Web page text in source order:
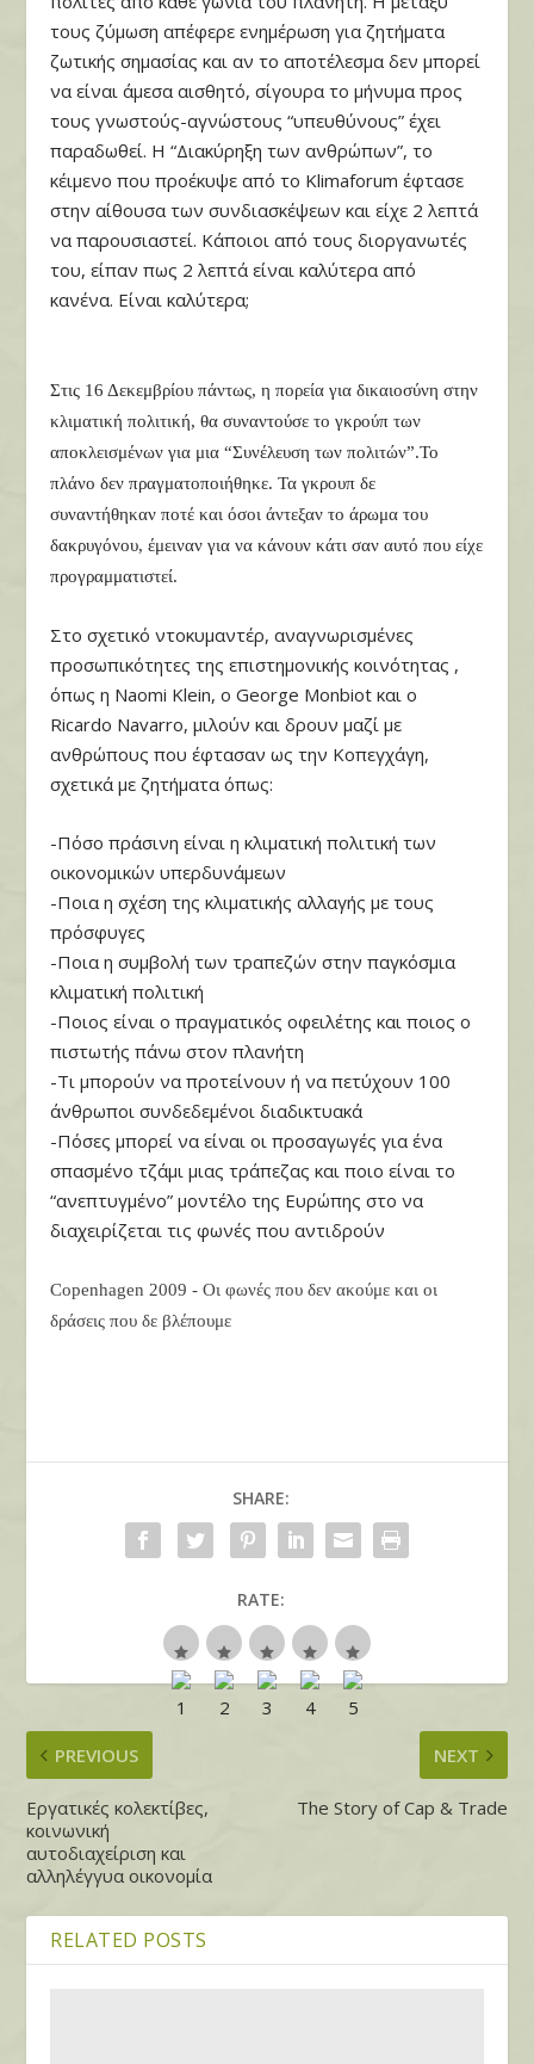
τους ζύμωση απέφερε ενημέρωση για ζητήματα
ζωτικής σημασίας και αν το αποτέλεσμα δεν μπορεί
να είναι άμεσα αισθητό, σίγουρα το μήνυμα προς
τους γνωστούς-αγνώστους “υπευθύνους” έχει
παραδωθεί. Η “Διακύρηξη των ανθρώπων”, το
κέιμενο που προέκυψε από το Klimaforum έφτασε
στην αίθουσα των συνδιασκέψεων και είχε 2 λεπτά
να παρουσιαστεί. Κάποιοι από τους διοργανωτές
του, είπαν πως 2 λεπτά είναι καλύτερα από
κανένα. Είναι καλύτερα;
Στις 16 Δεκεμβρίου πάντως, η πορεία για δικαιοσύνη στην
κλιματική πολιτική, θα συναντούσε το γκρούπ των
αποκλεισμένων για μια “Συνέλευση των πολιτών”.Το
πλάνο δεν πραγματοποιήθηκε. Τα γκρουπ δε
συναντήθηκαν ποτέ και όσοι άντεξαν το άρωμα του
δακρυγόνου, έμειναν για να κάνουν κάτι σαν αυτό που είχε
προγραμματιστεί.
Στο σχετικό ντοκυμαντέρ, αναγνωρισμένες
προσωπικότητες της επιστημονικής κοινότητας ,
όπως η Naomi Klein, o George Monbiot και ο
Ricardo Navarro, μιλούν και δρουν μαζί με
ανθρώπους που έφτασαν ως την Κοπεγχάγη,
σχετικά με ζητήματα όπως:
-Πόσο πράσινη είναι η κλιματική πολιτική των
οικονομικών υπερδυνάμεων
-Ποια η σχέση της κλιματικής αλλαγής με τους
πρόσφυγες
-Ποια η συμβολή των τραπεζών στην παγκόσμια
κλιματική πολιτική
-Ποιος είναι ο πραγματικός οφειλέτης και ποιος ο
πιστωτής πάνω στον πλανήτη
-Τι μπορούν να προτείνουν ή να πετύχουν 100
άνθρωποι συνδεδεμένοι διαδικτυακά
-Πόσες μπορεί να είναι οι προσαγωγές για ένα
σπασμένο τζάμι μιας τράπεζας και ποιο είναι το
“ανεπτυγμένο” μοντέλο της Ευρώπης στο να
διαχειρίζεται τις φωνές που αντιδρούν
Copenhagen 2009 - Oι φωνές που δεν ακούμε και οι
δράσεις που δε βλέπουμε
SHARE:
RATE:
PREVIOUS
Εργατικές κολεκτίβες,
κοινωνική
αυτοδιαχείριση και
αλληλέγγυα οικονομία
NEXT
The Story of Cap & Trade
RELATED POSTS